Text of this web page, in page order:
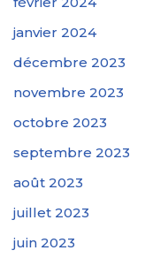
janvier 2024
décembre 2023
novembre 2023
octobre 2023
septembre 2023
août 2023
juillet 2023
juin 2023